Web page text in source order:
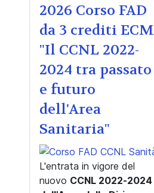
2026 Corso FAD
da 3 crediti ECM
"Il CCNL 2022-
2024 tra passato
e futuro
dell'Area
Sanitaria"
L'entrata in vigore del
nuovo CCNL 2022-2024